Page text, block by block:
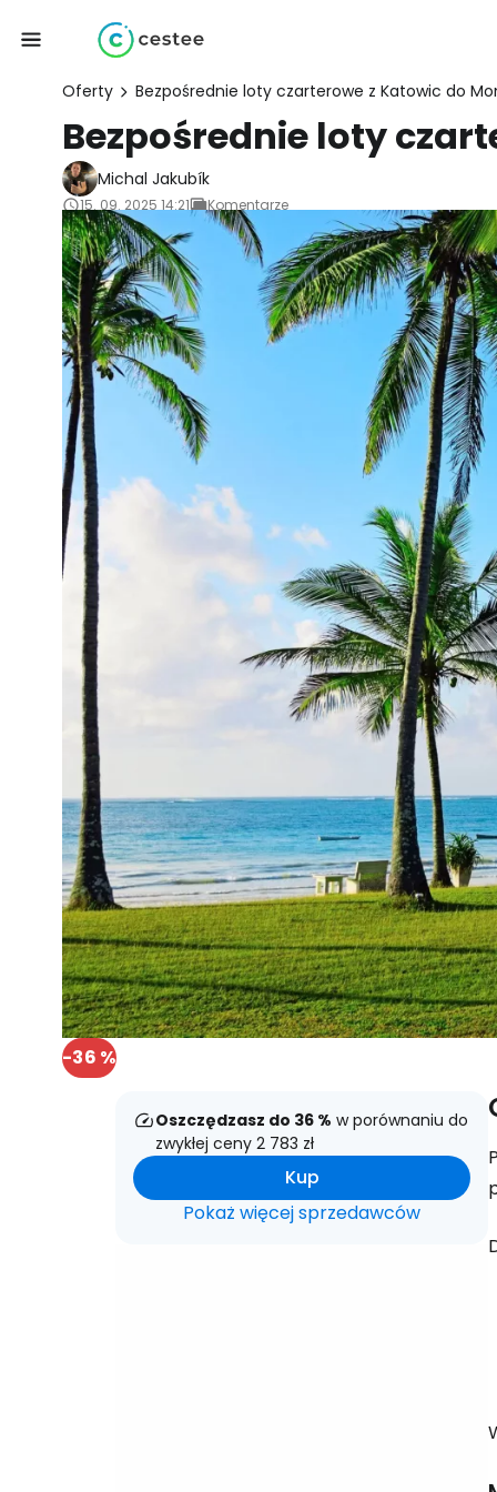
Oferty Bezpośrednie loty czarterowe z Katowic do
Bezpośrednie loty
Michal Jakubík
15. 09. 2025 14:21 Komentarze
-36 %
Oszczędzasz do 36 % w porównaniu do
zwykłej ceny 2 783 zł
Kup
Pokaż więcej sprzedawców